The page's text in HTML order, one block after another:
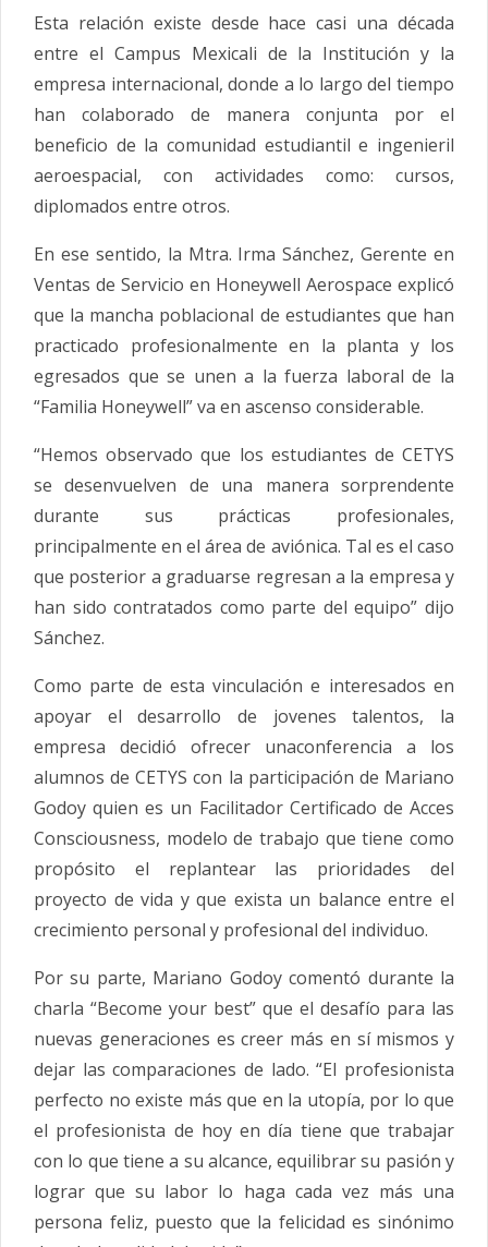
Esta relación existe desde hace casi una década
entre el Campus Mexicali de la Institución y la
empresa internacional, donde a lo largo del tiempo
han colaborado de manera conjunta por el
beneficio de la comunidad estudiantil e ingenieril
aeroespacial, con actividades como: cursos,
diplomados entre otros.
En ese sentido, la Mtra. Irma Sánchez, Gerente en
Ventas de Servicio en Honeywell Aerospace explicó
que la mancha poblacional de estudiantes que han
practicado profesionalmente en la planta y los
egresados que se unen a la fuerza laboral de la
“Familia Honeywell” va en ascenso considerable.
“Hemos observado que los estudiantes de CETYS
se desenvuelven de una manera sorprendente
durante sus prácticas profesionales,
principalmente en el área de aviónica. Tal es el caso
que posterior a graduarse regresan a la empresa y
han sido contratados como parte del equipo” dijo
Sánchez.
Como parte de esta vinculación e interesados en
apoyar el desarrollo de jovenes talentos, la
empresa decidió ofrecer unaconferencia a los
alumnos de CETYS con la participación de Mariano
Godoy quien es un Facilitador Certificado de Acces
Consciousness, modelo de trabajo que tiene como
propósito el replantear las prioridades del
proyecto de vida y que exista un balance entre el
crecimiento personal y profesional del individuo.
Por su parte, Mariano Godoy comentó durante la
charla “Become your best” que el desafío para las
nuevas generaciones es creer más en sí mismos y
dejar las comparaciones de lado. “El profesionista
perfecto no existe más que en la utopía, por lo que
el profesionista de hoy en día tiene que trabajar
con lo que tiene a su alcance, equilibrar su pasión y
lograr que su labor lo haga cada vez más una
persona feliz, puesto que la felicidad es sinónimo